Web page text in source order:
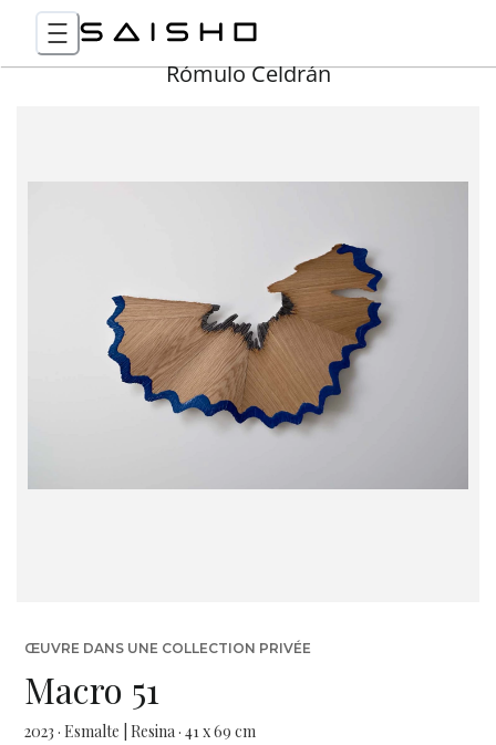
Rómulo Celdrán
ŒUVRE DANS UNE COLLECTION PRIVÉE
Macro 51
2023 · Esmalte | Resina · 41 x 69 cm